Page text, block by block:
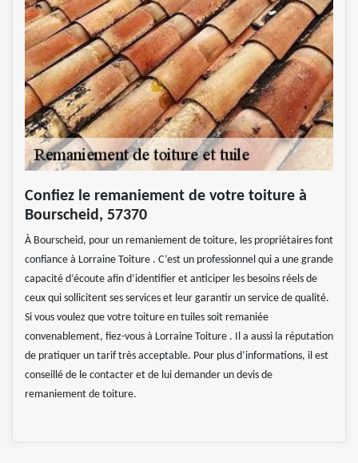
Confiez le remaniement de votre toiture à
Bourscheid, 57370
À Bourscheid, pour un remaniement de toiture, les propriétaires font
confiance à Lorraine Toiture . C’est un professionnel qui a une grande
capacité d’écoute afin d’identifier et anticiper les besoins réels de
ceux qui sollicitent ses services et leur garantir un service de qualité.
Si vous voulez que votre toiture en tuiles soit remaniée
convenablement, fiez-vous à Lorraine Toiture . Il a aussi la réputation
de pratiquer un tarif très acceptable. Pour plus d’informations, il est
conseillé de le contacter et de lui demander un devis de
remaniement de toiture.